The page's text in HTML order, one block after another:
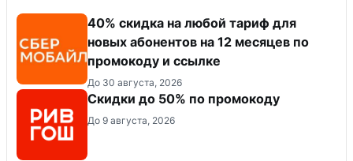
40% скидка на любой тариф для
новых абонентов на 12 месяцев по
промокоду и ссылке
До 30 августа, 2026
Скидки до 50% по промокоду
До 9 августа, 2026